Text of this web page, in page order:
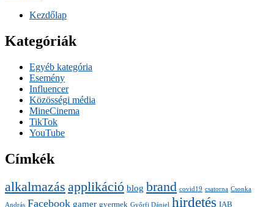
Kezdőlap
Kategóriák
Egyéb kategória
Esemény
Influencer
Közösségi média
MineCinema
TikTok
YouTube
Címkék
alkalmazás applikáció blog brand covid19 csatorna Csonka
András Facebook gamer gyermek Győrfi Dániel hirdetés IAB